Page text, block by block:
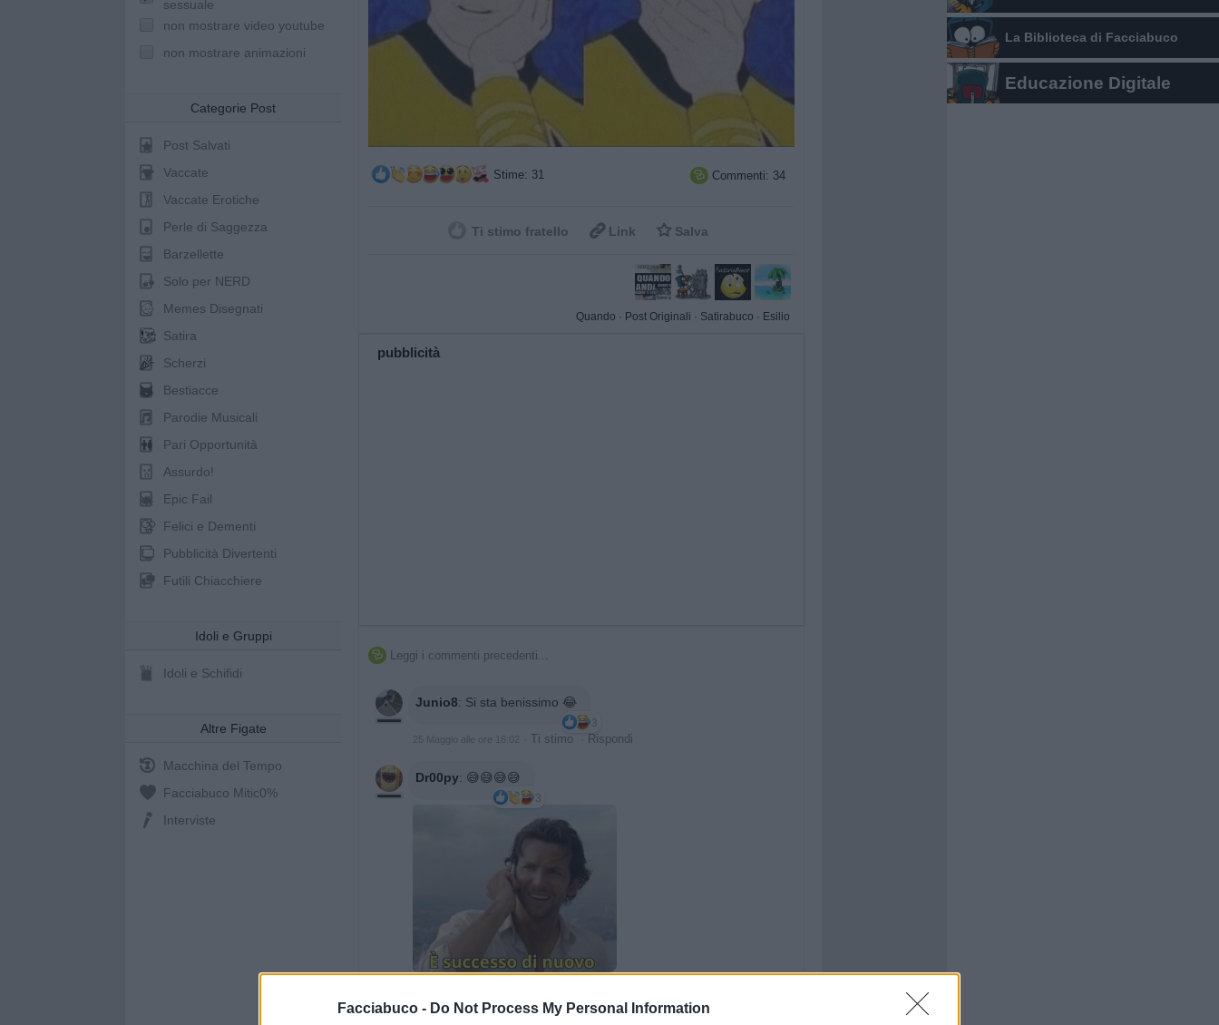
Facciabuco - Do Not Process My Personal Information
sessuale
non mostrare video youtube
non mostrare animazioni
Categorie Post
Post Salvati
Vaccate
Vaccate Erotiche
Perle di Saggezza
Barzellette
Solo per NERD
Memes Disegnati
Satira
Scherzi
Bestiacce
Parodie Musicali
Pari Opportunità
Assurdo!
Epic Fail
Felici e Dementi
Pubblicità Divertenti
Futili Chiacchiere
Idoli e Gruppi
Idoli e Schifidi
Altre Figate
Macchina del Tempo
Facciabuco Mitic0%
Interviste
Stime: 31  Commenti: 34
Ti stimo fratello  Link  Salva
Quando · Post Originali · Satirabuco · Esilio
pubblicità
 Leggi i commenti precedenti...
Junio8: Si sta benissimo 😂
3
25 Maggio alle ore 16:02 Ti stimo Rispondi
Dr00py: 😅😅😅😅
3
25 Maggio alle ore 19:19 Ti stimo· Rispondi
La Biblioteca di Facciabuco
Educazione Digitale